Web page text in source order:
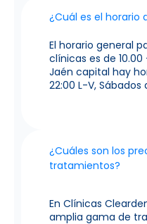
¿Cuál es el horario
El horario general
clínicas es de 10.00
Jaén capital hay
22:00 L-V, Sábados
¿Cuáles son los
tratamientos?
En Clínicas
amplia gama de